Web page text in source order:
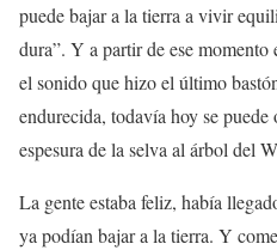
puede bajar a la tierra a vivir
dura”. Y a partir de ese
el sonido que hizo el último
endurecida, todavía hoy se
espesura de la selva al árbol del
La gente estaba feliz, había
ya podían bajar a la tierra. Y